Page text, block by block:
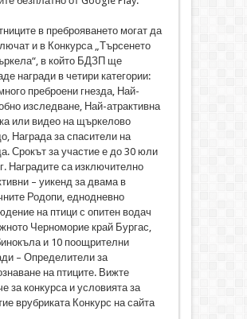
в преброяването могат да
и в Конкурса „Търсенето
в който БДЗП ще
награди в четири категории:
преброени гнезда, Най-
изследване, Най-атрактивна
или видео на щъркелово
Награда за спасители на
Срокът за участие е до 30 юли
Наградите са изключително
– уикенд за двама в
Родопи, еднодневно
на птици с опитен водач
Черноморие край Бургас,
и 10 поощрителни
– Определители за
на птиците. Вижте
за конкурса и условията за
врубриката Конкурс на сайта